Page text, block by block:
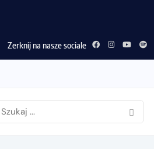
Zerknij na nasze sociale